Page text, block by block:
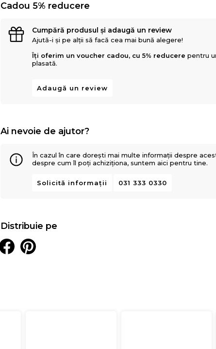
Cadou 5% reducere
Cumpără produsul și adaugă un review
Ajută-i și pe alții să facă cea mai bună alegere!
Îți oferim un voucher cadou, cu 5% reducere pentru
plasată.
Adaugă un review
Ai nevoie de ajutor?
În cazul în care dorești mai multe informații despre
despre cum îl poți achiziționa, suntem aici pentru tine.
Solicită informații 031 333 0330
Distribuie pe